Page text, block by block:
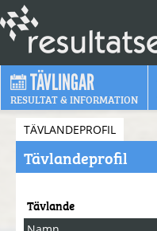
TÄVLINGAR
RESULTAT & INFORMATION
TÄVLANDEPROFIL
Tävlandeprofil
Tävlande